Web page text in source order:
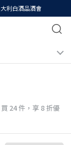
利白酒品酒會
買 24 件， 享 8 折優